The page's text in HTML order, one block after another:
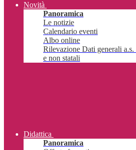
Novità
Panoramica
Le notizie
Calendario eventi
Albo online
Rilevazione Dati generali
e non statali
Didattica
Panoramica